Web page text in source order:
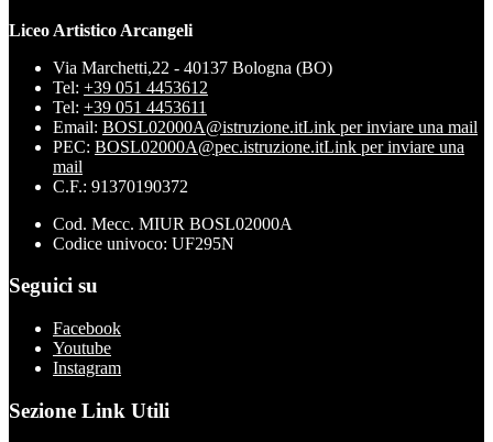
Liceo Artistico Arcangeli
Via Marchetti,22 - 40137 Bologna (BO)
Tel: +39 051 4453612
Tel: +39 051 4453611
Email: BOSL02000A@istruzione.itLink per inviare una mail
PEC: BOSL02000A@pec.istruzione.itLink per inviare una
mail
C.F.: 91370190372
Cod. Mecc. MIUR BOSL02000A
Codice univoco: UF295N
Seguici su
Facebook
Youtube
Instagram
Sezione Link Utili